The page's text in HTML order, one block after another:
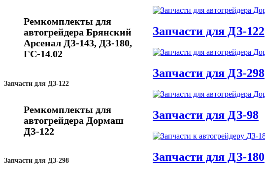
Ремкомплекты для
автогрейдера Брянский
Арсенал ДЗ-143, ДЗ-180,
ГС-14.02
Запчасти для ДЗ-122
Ремкомплекты для
автогрейдера Дормаш
ДЗ-122
Запчасти для ДЗ-298
Запчасти для ДЗ-122
Запчасти для ДЗ-298
Запчасти для ДЗ-98
Запчасти для ДЗ-180